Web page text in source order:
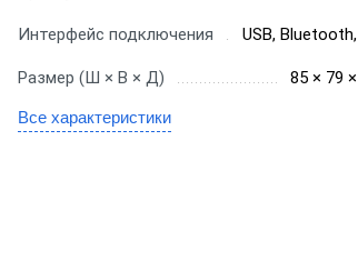
Для кафе
Для бара
Для ресторана
проходимости
Для высокой
Интерфейс подключения USB,
Размер (Ш × В × Д) 85 × 79
Все характеристики